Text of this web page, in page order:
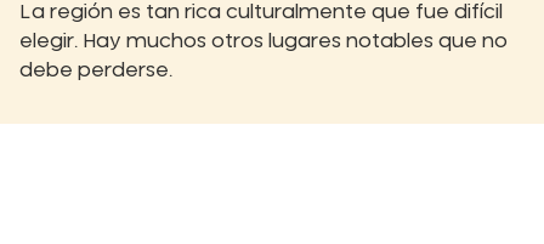
La región es tan rica culturalmente que fue difícil
elegir. Hay muchos otros lugares notables que no
debe perderse.